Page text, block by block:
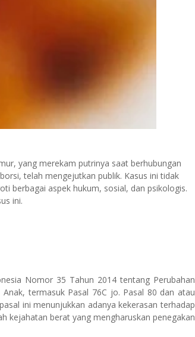
yang merekam putrinya saat berhubungan
telah mengejutkan publik. Kasus ini tidak
berbagai aspek hukum, sosial, dan psikologis.
ini.
Nomor 35 Tahun 2014 tentang Perubahan
termasuk Pasal 76C jo. Pasal 80 dan atau
ini menunjukkan adanya kekerasan terhadap
kejahatan berat yang mengharuskan penegakan